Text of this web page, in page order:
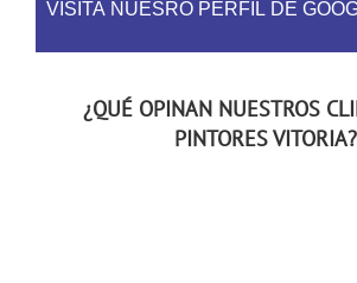
VISITA NUESRO PERFIL DE
¿QUÉ OPINAN NUESTROS
PINTORES VITORIA?